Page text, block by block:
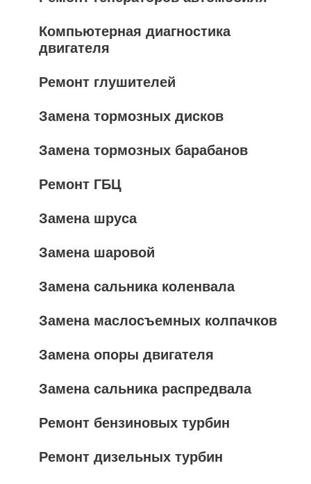
Компьютерная диагностика
двигателя
Ремонт глушителей
Замена тормозных дисков
Замена тормозных барабанов
Ремонт ГБЦ
Замена шруса
Замена шаровой
Замена сальника коленвала
Замена маслосъемных колпачков
Замена опоры двигателя
Замена сальника распредвала
Ремонт бензиновых турбин
Ремонт дизельных турбин